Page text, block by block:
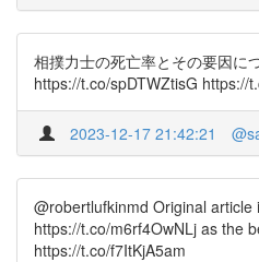
相撲力士の死亡率とその要因に
https://t.co/spDTWZtisG https://
2023-12-17 21:42:21
@robertlufkinmd Original
https://t.co/m6rf4OwNLj as the
https://t.co/f7ItKjA5am